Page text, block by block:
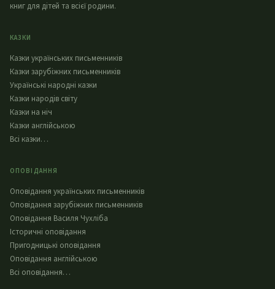
книг для дітей та всієї родини.
КАЗКИ
Казки українських письменників
Казки зарубіжних письменників
Українські народні казки
Казки народів світу
Казки на ніч
Казки англійською
Всі казки…
ОПОВІДАННЯ
Оповідання українських письменників
Оповідання зарубіжних письменників
Оповідання Василя Чухліба
Історичні оповідання
Пригодницькі оповідання
Оповідання англійською
Всі оповідання…